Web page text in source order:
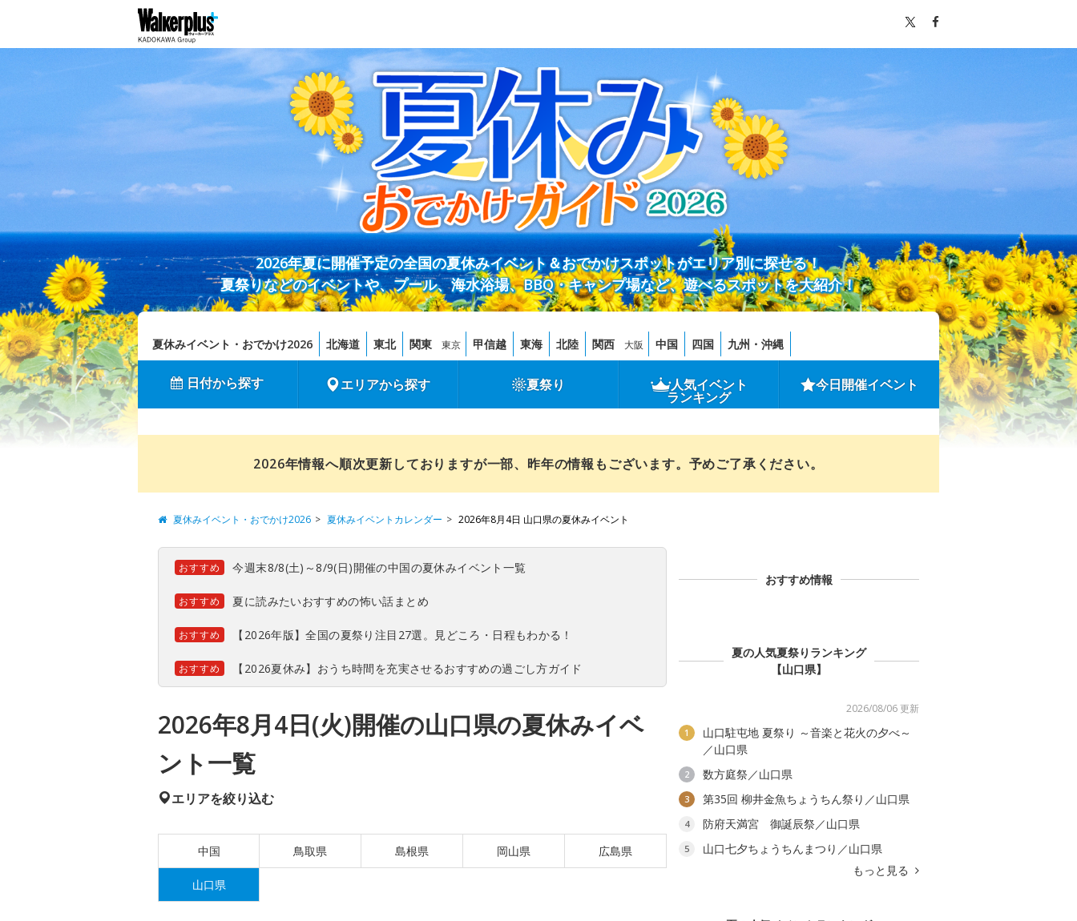
2026年夏に開催予定の全国の夏休みイベント＆おでかけスポットがエリア別に探せる！
夏祭りなどのイベントや、プール、海水浴場、BBQ・キャンプ場など、遊べるスポットを大紹介！
夏休みイベント・おでかけ2026 北海道 東北 関東 東京 甲信越 東海 北陸 関西 大阪 中国 四国 九州・沖縄
日付から探す エリアから探す 夏祭り 人気イベント
ランキング
今日開催イベント
2026年情報へ順次更新しておりますが一部、昨年の情報もございます。予めご了承ください。
夏休みイベント・おでかけ2026 夏休みイベントカレンダー 2026年8月4日 山口県の夏休みイベント
おすすめ 今週末8/8(土)～8/9(日)開催の中国の夏休みイベント一覧
おすすめ 夏に読みたいおすすめの怖い話まとめ
おすすめ 【2026年版】全国の夏祭り注目27選。見どころ・日程もわかる！
おすすめ 【2026夏休み】おうち時間を充実させるおすすめの過ごし方ガイド
2026年8月4日(火)開催の山口県の夏休みイベ
ント一覧
エリアを絞り込む
中国 鳥取県 島根県 岡山県 広島県
山口県
おすすめ情報
夏の人気夏祭りランキング
【山口県】
2026/08/06 更新
1
山口駐屯地 夏祭り ～音楽と花火の夕べ～
／山口県
2 数方庭祭／山口県
3 第35回 柳井金魚ちょうちん祭り／山口県
4 防府天満宮 御誕辰祭／山口県
5
山口七夕ちょうちんまつり／山口県
もっと見る